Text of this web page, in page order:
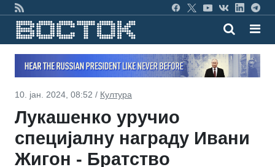
10. јан. 2024, 08:52 / Култура
Лукашенко уручио
специјалну награду Ивани
Жигон - Братство